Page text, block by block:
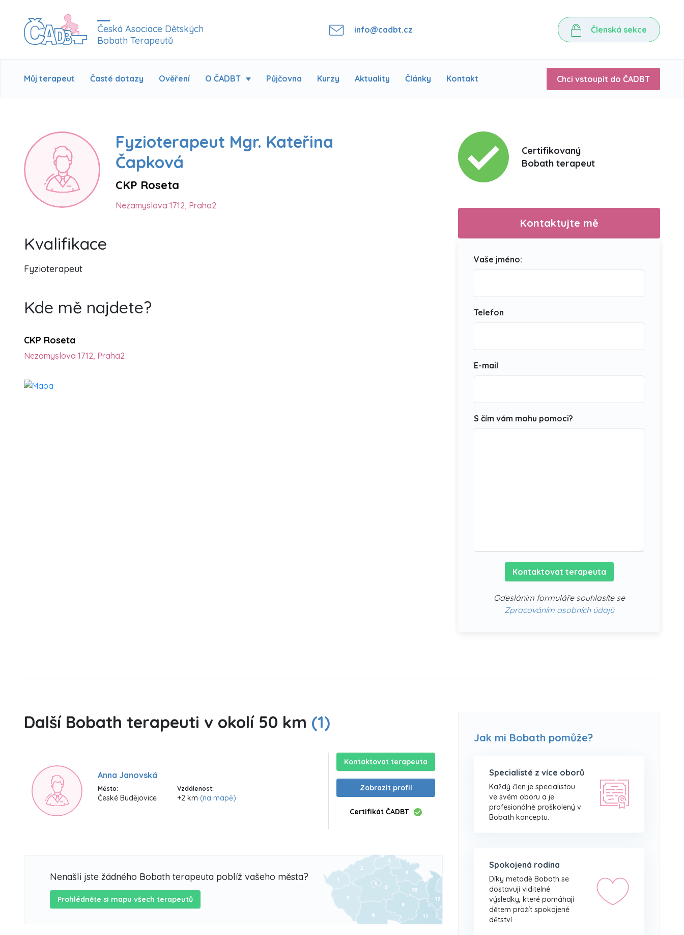
Česká Asociace Dětských
Bobath Terapeutů
info@cadbt.cz Členská sekce
Můj terapeut Časté dotazy Ověření O ČADBT Půjčovna Kurzy Aktuality Články Kontakt Chci vstoupit do ČADBT
Fyzioterapeut Mgr. Kateřina
Čapková
CKP Roseta
Nezamyslova 1712, Praha2
Kvalifikace
Fyzioterapeut
Kde mě najdete?
CKP Roseta
Nezamyslova 1712, Praha2
Certifikovaný
Bobath terapeut
Kontaktujte mě
Vaše jméno:
Telefon
E-mail
S čím vám mohu pomoci?
Kontaktovat terapeuta
Odesláním formuláře souhlasíte se
Zpracováním osobních údajů
Další Bobath terapeuti v okolí 50 km (1)
Anna Janovská
Město:
České Budějovice
Vzdálenost:
+2 km (na mapě)
Kontaktovat terapeuta
Zobrazit profil
Certifikát ČADBT
Nenašli jste žádného Bobath terapeuta poblíž vašeho města?
Prohlédněte si mapu všech terapeutů
Jak mi Bobath pomůže?
Specialisté z více oborů
Každý člen je specialistou
ve svém oboru a je
profesionálně proškolený v
Bobath konceptu.
Spokojená rodina
Díky metodě Bobath se
dostavují viditelné
výsledky, které pomáhají
dětem prožít spokojené
dětství.